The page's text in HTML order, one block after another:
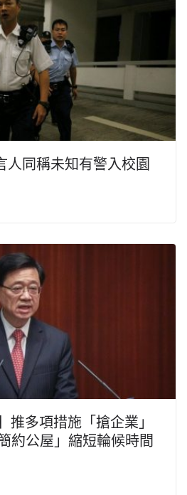
人同稱未知有警入校園
推多項措施「搶企業」
約公屋」縮短輪候時間